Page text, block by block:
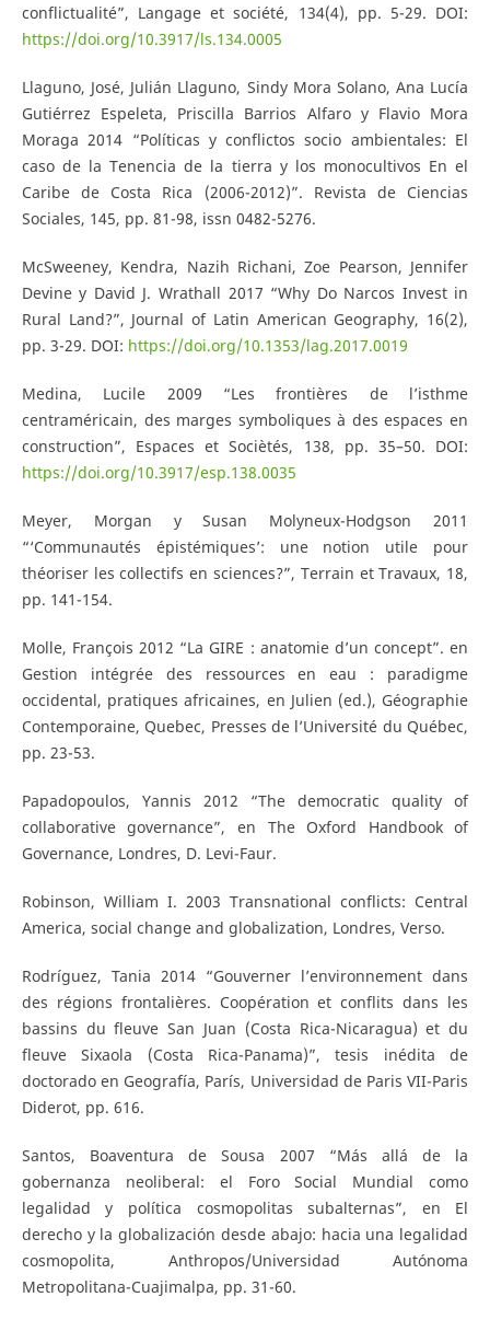
conflictualité”, Langage et société, 134(4), pp. 5-29. DOI:
https://doi.org/10.3917/ls.134.0005
Llaguno, José, Julián Llaguno, Sindy Mora Solano, Ana Lucía
Gutiérrez Espeleta, Priscilla Barrios Alfaro y Flavio Mora
Moraga 2014 “Políticas y conflictos socio ambientales: El
caso de la Tenencia de la tierra y los monocultivos En el
Caribe de Costa Rica (2006-2012)”. Revista de Ciencias
Sociales, 145, pp. 81-98, issn 0482-5276.
McSweeney, Kendra, Nazih Richani, Zoe Pearson, Jennifer
Devine y David J. Wrathall 2017 “Why Do Narcos Invest in
Rural Land?”, Journal of Latin American Geography, 16(2),
pp. 3-29. DOI: https://doi.org/10.1353/lag.2017.0019
Medina, Lucile 2009 “Les frontières de l’isthme
centraméricain, des marges symboliques à des espaces en
construction”, Espaces et Sociètés, 138, pp. 35–50. DOI:
https://doi.org/10.3917/esp.138.0035
Meyer, Morgan y Susan Molyneux-Hodgson 2011
“‘Communautés épistémiques’: une notion utile pour
théoriser les collectifs en sciences?”, Terrain et Travaux, 18,
pp. 141-154.
Molle, François 2012 “La GIRE : anatomie d’un concept”. en
Gestion intégrée des ressources en eau : paradigme
occidental, pratiques africaines, en Julien (ed.), Géographie
Contemporaine, Quebec, Presses de l’Université du Québec,
pp. 23-53.
Papadopoulos, Yannis 2012 “The democratic quality of
collaborative governance”, en The Oxford Handbook of
Governance, Londres, D. Levi-Faur.
Robinson, William I. 2003 Transnational conflicts: Central
America, social change and globalization, Londres, Verso.
Rodríguez, Tania 2014 “Gouverner l’environnement dans
des régions frontalières. Coopération et conflits dans les
bassins du fleuve San Juan (Costa Rica-Nicaragua) et du
fleuve Sixaola (Costa Rica-Panama)”, tesis inédita de
doctorado en Geografía, París, Universidad de Paris VII-Paris
Diderot, pp. 616.
Santos, Boaventura de Sousa 2007 “Más allá de la
gobernanza neoliberal: el Foro Social Mundial como
legalidad y política cosmopolitas subalternas”, en El
derecho y la globalización desde abajo: hacia una legalidad
cosmopolita, Anthropos/Universidad Autónoma
Metropolitana-Cuajimalpa, pp. 31-60.